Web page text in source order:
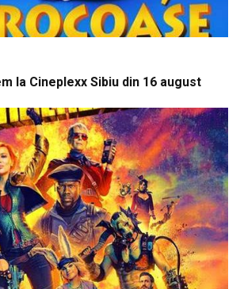
la Cineplexx Sibiu din 16 august